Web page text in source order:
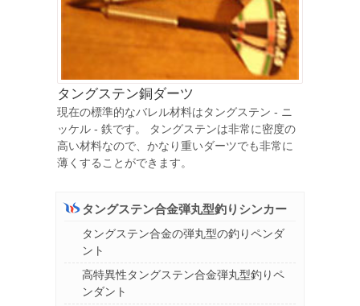
タングステン銅ダーツ
現在の標準的なバレル材料はタングステン - ニ
ッケル - 鉄です。 タングステンは非常に密度の
高い材料なので、かなり重いダーツでも非常に
薄くすることができます。
タングステン合金弾丸型釣りシンカー
タングステン合金の弾丸型の釣りペンダ
ント
高特異性タングステン合金弾丸型釣りペ
ンダント